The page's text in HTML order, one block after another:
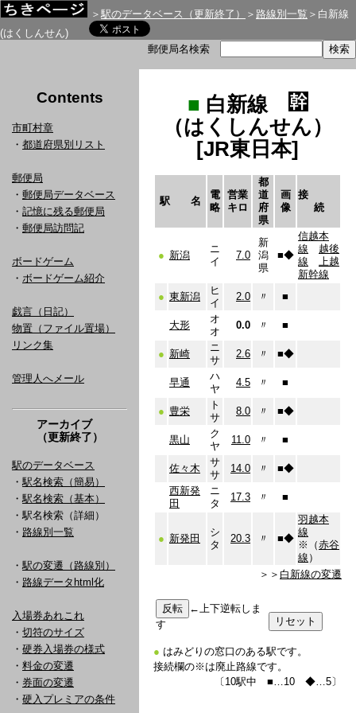
＞ 駅のデータベース（更新終了） ＞ 路線別一覧 ＞白新線
(はくしんせん)
郵便局名検索
Contents
市町村章
・ 都道府県別リスト
郵便局
・ 郵便局データベース
・ 記憶に残る郵便局
・ 郵便局訪問記
ボードゲーム
・ ボードゲーム紹介
戯言（日記）
物置（ファイル置場）
リンク集
管理人へメール
アーカイブ
（更新終了）
駅のデータベース
・ 駅名検索（簡易）
・ 駅名検索（基本）
・駅名検索（詳細）
・ 路線別一覧
・ 駅の変遷（路線別）
・ 路線データhtml化
入場券あれこれ
・ 切符のサイズ
・ 硬券入場券の様式
・ 料金の変遷
・ 券面の変遷
・ 硬入プレミアの条件
■ 白新線
（はくしんせん）
[JR東日本]
駅 名
電
略
営業
キロ
都
道
府
県
画
像
接
続
● 新潟
ニ
イ
7.0
新
潟
県
■◆
信越本
線
越後
線
上越
新幹線
● 東新潟
ヒ
イ
2.0 〃 ■
大形
オ
オ
0.0 〃 ■
● 新崎
ニ
サ
2.6 〃 ■◆
早通
ハ
ヤ
4.5 〃 ■
● 豊栄
ト
サ
8.0 〃 ■◆
黒山
ク
ヤ
11.0 〃 ■
佐々木
サ
サ
14.0 〃 ■◆
西新発
田
ニ
タ
17.3 〃 ■
● 新発田
シ
タ
20.3 〃 ■◆
羽越本
線
※（赤谷
線 ）
＞＞ 白新線の変遷
←上下逆転しま
す
● はみどりの窓口のある駅です。
接続欄の※は廃止路線です。
〔10駅中 ■…10 ◆…5〕